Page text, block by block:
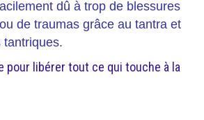
dû à trop de blessures
de traumas grâce au tantra et
tantriques.
pour libérer tout ce qui touche à la